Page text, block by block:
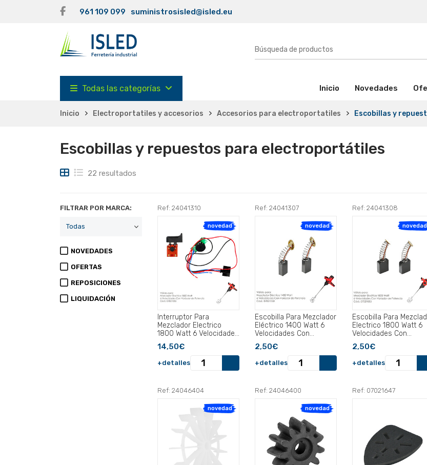
961 109 099 suministrosisled@isled.eu
Todas las categorías Inicio (activo)Novedades
Inicio Electroportatiles y accesorios Accesorios para electroportatiles Escobillas y
Escobillas y repuestos para electroportátiles
22 resultados
FILTRAR POR MARCA:
NOVEDADES
OFERTAS
REPOSICIONES
LIQUIDACIÓN
Ref: 24041310
novedad
Interruptor Para
Mezclador Electrico
1800 Watt 6 Velocidades
Con Variador de
Potencia.
14,50€
+detalles
Ref: 24041307
novedad
Escobilla Para Mezclador
Eléctrico 1400 Watt 6
Velocidades Con
Variador De Potencia.
2,50€
+detalles
Ref: 24041308
novedad
Escobilla Para
Electrico 1800 Watt 6
Velocidades Con
Variador de Potencia.
2,50€
+detalles
Ref: 24046404
novedad
Ref: 24046400
novedad
Ref: 07021647